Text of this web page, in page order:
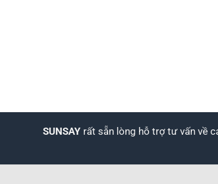
SUNSAY rất sẵn lòng hỗ trợ tư vấn về